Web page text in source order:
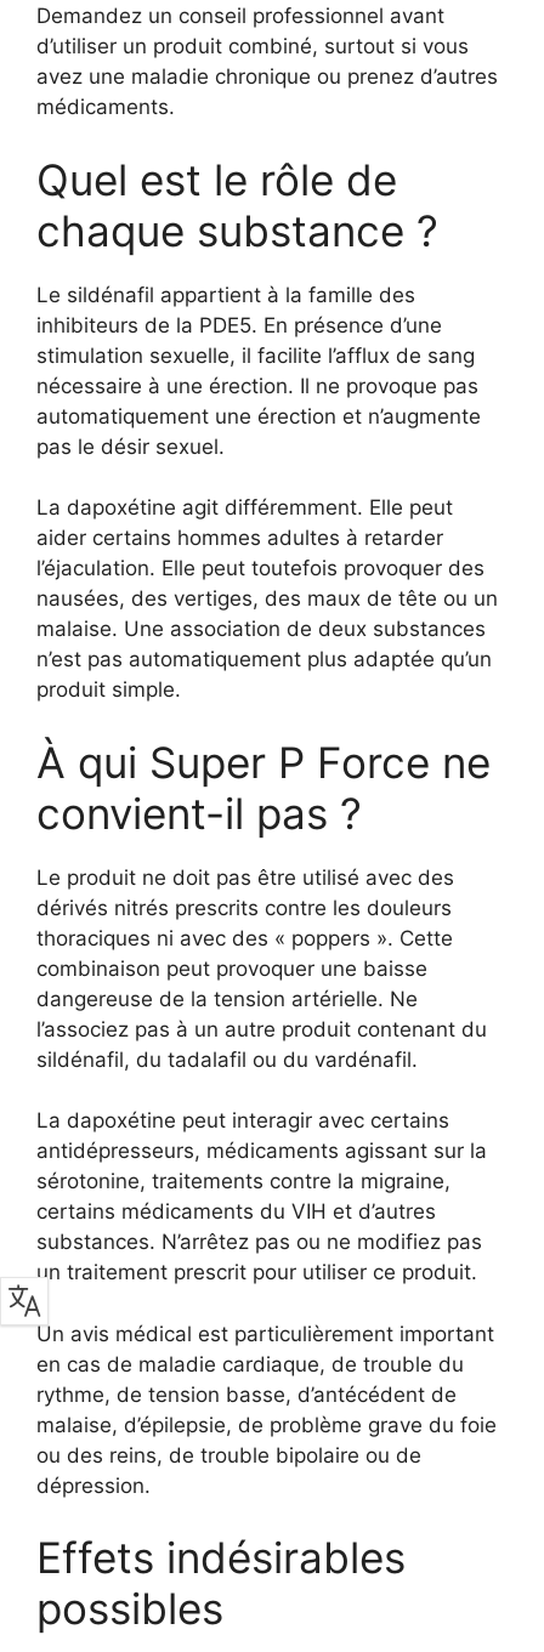
Demandez un conseil professionnel avant
d’utiliser un produit combiné, surtout si vous
avez une maladie chronique ou prenez d’autres
médicaments.
Quel est le rôle de
chaque substance ?
Le sildénafil appartient à la famille des
inhibiteurs de la PDE5. En présence d’une
stimulation sexuelle, il facilite l’afflux de sang
nécessaire à une érection. Il ne provoque pas
automatiquement une érection et n’augmente
pas le désir sexuel.
La dapoxétine agit différemment. Elle peut
aider certains hommes adultes à retarder
l’éjaculation. Elle peut toutefois provoquer des
nausées, des vertiges, des maux de tête ou un
malaise. Une association de deux substances
n’est pas automatiquement plus adaptée qu’un
produit simple.
À qui Super P Force ne
convient-il pas ?
Le produit ne doit pas être utilisé avec des
dérivés nitrés prescrits contre les douleurs
thoraciques ni avec des « poppers ». Cette
combinaison peut provoquer une baisse
dangereuse de la tension artérielle. Ne
l’associez pas à un autre produit contenant du
sildénafil, du tadalafil ou du vardénafil.
La dapoxétine peut interagir avec certains
antidépresseurs, médicaments agissant sur la
sérotonine, traitements contre la migraine,
certains médicaments du VIH et d’autres
substances. N’arrêtez pas ou ne modifiez pas
un traitement prescrit pour utiliser ce produit.
Un avis médical est particulièrement important
en cas de maladie cardiaque, de trouble du
rythme, de tension basse, d’antécédent de
malaise, d’épilepsie, de problème grave du foie
ou des reins, de trouble bipolaire ou de
dépression.
Effets indésirables
possibles